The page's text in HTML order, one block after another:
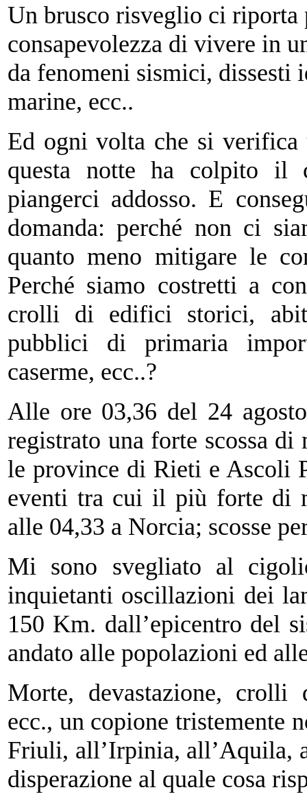
Un brusco risveglio ci riporta
consapevolezza di vivere in
da fenomeni sismici,
marine, ecc..
Ed ogni volta che si verifica
questa notte ha colpito il
piangerci addosso. E
domanda: perché non ci
quanto meno mitigare le
Perché siamo costretti a
crolli di edifici storici,
pubblici di primaria
caserme, ecc..?
Alle ore 03,36 del 24
registrato una forte scossa
le province di Rieti e Ascoli
eventi tra cui il più forte di
alle 04,33 a Norcia; scosse
Mi sono svegliato al
inquietanti oscillazioni dei
150 Km. dall’epicentro del
andato alle popolazioni ed
Morte, devastazione, crolli
ecc., un copione tristemente
Friuli, all’Irpinia, all’Aquila,
disperazione al quale cosa